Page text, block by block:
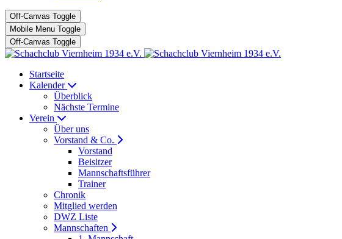
Off-Canvas Toggle
Mobile Menu Toggle
Off-Canvas Toggle
Startseite
Kalender
Überblick
Nächste Termine
Verein
Über uns
Vorstand & Co.
Vorstand
Beisitzer
Mannschaftsführer
Trainer
Chronik
Mitglied werden
DWZ Liste
Mannschaften